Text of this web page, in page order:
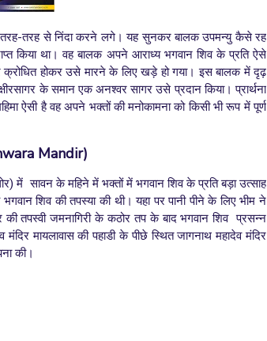
तरह-तरह से निंदा करने लगे। यह सुनकर बालक उपमन्यु कैसे रह
किया था। वह बालक अपने आराध्य भगवान शिव के प्रति ऐसे
होकर उसे मारने के लिए खड़े हो गया। इस बालक में दृढ़
के समान एक अनश्वर सागर उसे प्रदान किया। प्रार्थना
ऐसी है वह अपने भक्तों की मनोकामना को किसी भी रूप में पूर्ण
Mandir)
में सावन के महिने में भक्तों में भगवान शिव के प्रति बड़ा उत्साह
शिव की तपस्या की थी। यहा पर पानी पीने के लिए भीम ने
की तपस्वी जमनागिरी के कठोर तप के बाद भगवान शिव प्रसन्न
मायलावास की पहाडी के पीछे स्थित जागनाथ महादेव मंदिर
की।